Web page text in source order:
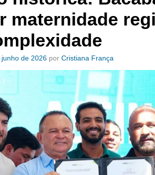
maternidade
junho de 2026 por Cristiana França